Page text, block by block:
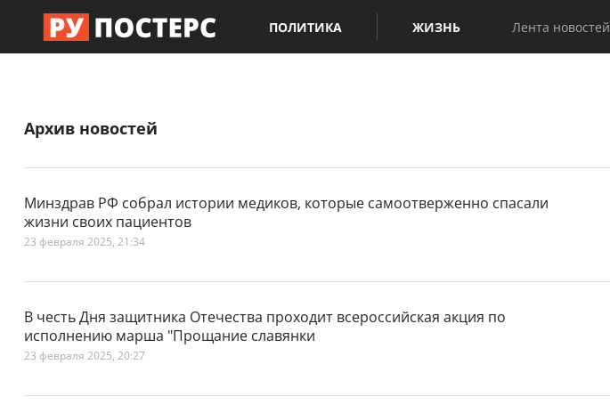
ПОЛИТИКА ЖИЗНЬ Лента новостей
Архив новостей
Минздрав РФ собрал истории медиков, которые самоотверженно спасали
жизни своих пациентов
23 февраля 2025, 21:34
В честь Дня защитника Отечества проходит всероссийская акция по
исполнению марша "Прощание славянки
23 февраля 2025, 20:27